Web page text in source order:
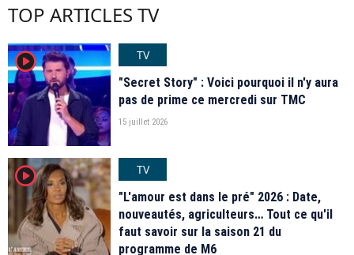
TOP ARTICLES TV
player2
TV
"Secret Story" : Voici pourquoi il n'y aura
pas de prime ce mercredi sur TMC
15 juillet 2026
player2
TV
"L'amour est dans le pré" 2026 : Date,
nouveautés, agriculteurs… Tout ce qu'il
faut savoir sur la saison 21 du
programme de M6